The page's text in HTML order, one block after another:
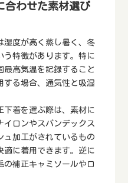
合わせた素材選び
湿度が高く蒸し暑く、冬
う特徴があります。特に
最高気温を記録すること
する場合、通気性と吸湿
下着を選ぶ際は、素材に
イロンやスパンデックス
ュ加工がされているもの
適に着用できます。逆に
の補正キャミソールやロ